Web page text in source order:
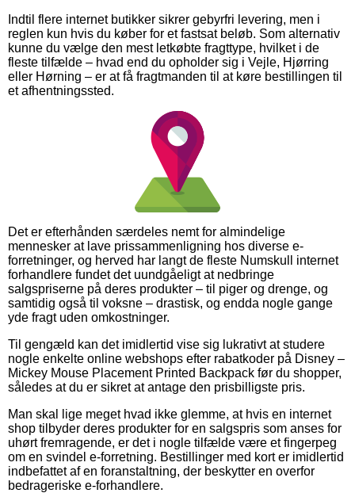
Indtil flere internet butikker sikrer gebyrfri levering, men i
reglen kun hvis du køber for et fastsat beløb. Som alternativ
kunne du vælge den mest letkøbte fragttype, hvilket i de
fleste tilfælde – hvad end du opholder sig i Vejle, Hjørring
eller Hørning – er at få fragtmanden til at køre bestillingen til
et afhentningssted.
Det er efterhånden særdeles nemt for almindelige
mennesker at lave prissammenligning hos diverse e-
forretninger, og herved har langt de fleste Numskull internet
forhandlere fundet det uundgåeligt at nedbringe
salgspriserne på deres produkter – til piger og drenge, og
samtidig også til voksne – drastisk, og endda nogle gange
yde fragt uden omkostninger.
Til gengæld kan det imidlertid vise sig lukrativt at studere
nogle enkelte online webshops efter rabatkoder på Disney –
Mickey Mouse Placement Printed Backpack før du shopper,
således at du er sikret at antage den prisbilligste pris.
Man skal lige meget hvad ikke glemme, at hvis en internet
shop tilbyder deres produkter for en salgspris som anses for
uhørt fremragende, er det i nogle tilfælde være et fingerpeg
om en svindel e-forretning. Bestillinger med kort er imidlertid
indbefattet af en foranstaltning, der beskytter en overfor
bedrageriske e-forhandlere.